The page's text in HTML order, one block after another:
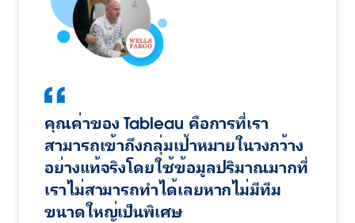
คุณค่าของ Tableau คือการที่เรา
สามารถเข้าถึงกลุ่มเป้าหมายในวงกว้าง
อย่างแท้จริงโดยใช้ข้อมูลปริมาณมากที่
เราไม่สามารถทำได้เลยหากไม่มีทีม
ขนาดใหญ่เป็นพิเศษ